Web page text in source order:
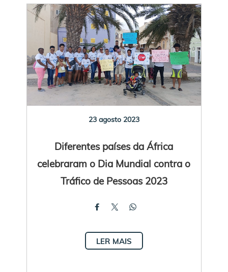
23 agosto 2023
Diferentes países da África
celebraram o Dia Mundial contra o
Tráfico de Pessoas 2023
LER MAIS